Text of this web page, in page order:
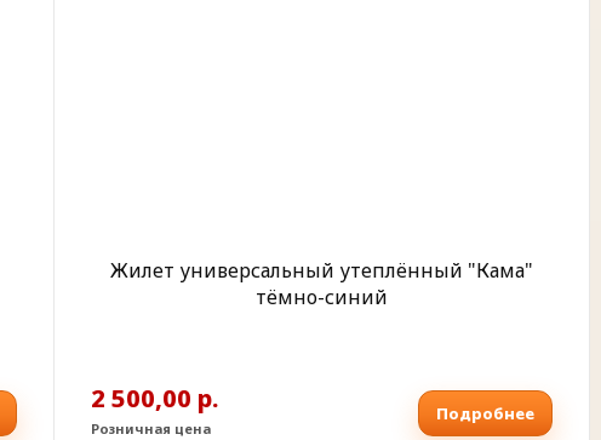
Жилет универсальный утеплённый "Кама"
тёмно-синий
2 500,00 р.
Розничная цена
Подробнее